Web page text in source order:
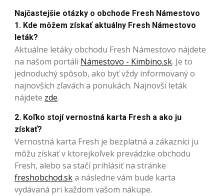
Najčastejšie otázky o obchode Fresh Námestovo
1. Kde môžem získať aktuálny Fresh Námestovo
leták?
Aktuálne letáky obchodu Fresh Námestovo nájdete
na našom portáli Námestovo - Kimbino.sk. Je to
jednoduchý spôsob, ako byť vždy informovaný o
najnovších zľavách a ponukách. Najnovší leták
nájdete zde.
2. Koľko stojí vernostná karta Fresh a ako ju
získať?
Vernostná karta Fresh je bezplatná a zákazníci ju
môžu získať v ktorejkoľvek prevádzke obchodu
Fresh, alebo sa stačí prihlásiť na stránke
freshobchod.ska následne vám bude karta
vydávaná pri každom vašom nákupe.